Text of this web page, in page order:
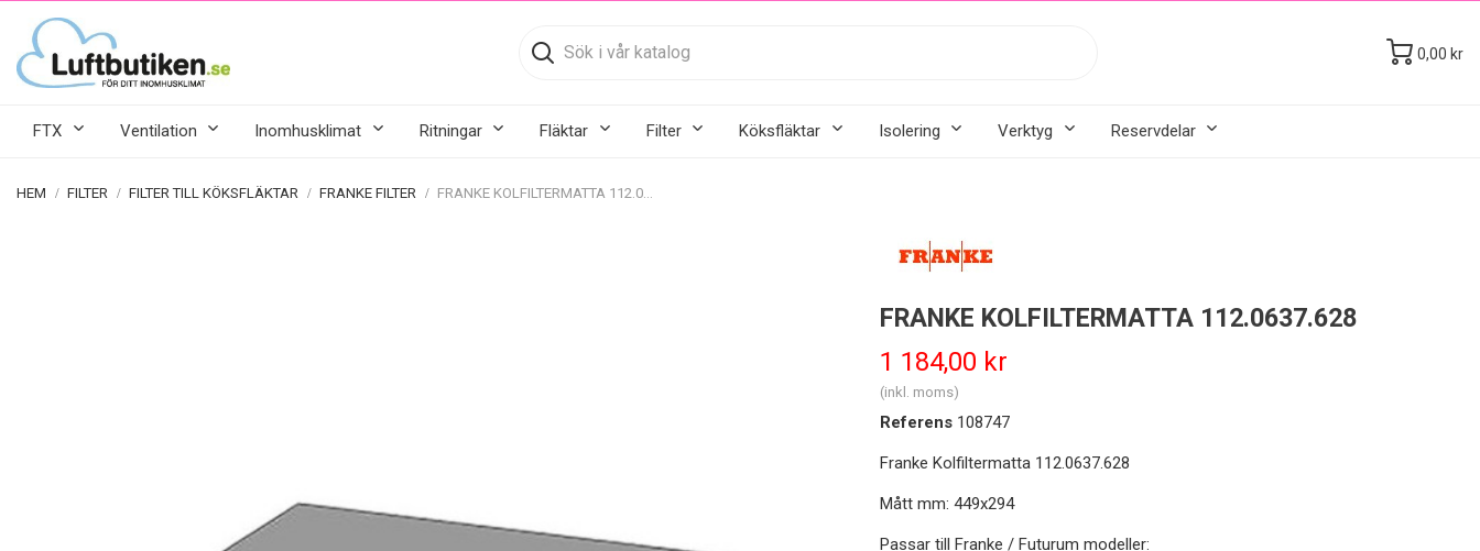
0,00 kr
FTX Ventilation Inomhusklimat Ritningar Fläktar Filter Köksfläktar Isolering Verktyg Reservdelar
HEM FILTER FILTER TILL KÖKSFLÄKTAR FRANKE FILTER FRANKE KOLFILTERMATTA 112.0637.628
FRANKE KOLFILTERMATTA 112.0637.628
1 184,00 kr
(inkl. moms)
Referens 108747
Franke Kolfiltermatta 112.0637.628
Mått mm: 449x294
Passar till Franke / Futurum modeller: